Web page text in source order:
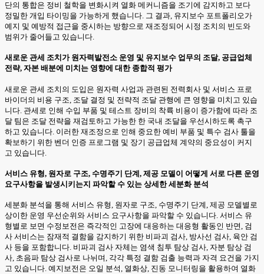
단의 통합은 정비 철학을 변화시켜 열화 메커니즘을 조기에 감지하고 보다
정밀한 개입 타이밍을 가능하게 했습니다. 그 결과, 유지보수 포트폴리오가
예지 및 예방적 접근을 중시하는 방향으로 재조정되어 시정 조치의 빈도와
범위가 줄어들고 있습니다.
새로운 관세 조치가 원자력발전소 운영 및 유지보수 업무의 조달, 공급업체
전략, 자본 배분에 미치는 영향에 대한 종합적 평가
새로운 관세 조치의 도입은 원자력 사업과 관련된 전력회사 및 서비스 프로
바이더의 비용 구조, 조달 결정 및 전략적 조달 관행에 큰 영향을 미치고 있습
니다. 관세로 인해 수입 부품 및 테스트 장비의 착륙 비용이 증가함에 따라 조
달 팀은 조달 전략을 재검토하고 가능한 한 국내 조달을 우선시하도록 촉구
하고 있습니다. 이러한 재조정으로 인해 중요한 예비 부품 및 특수 검사 툴을
확보하기 위한 벤더 인증 프로그램 및 장기 공급업체 계약의 중요성이 커지
고 있습니다.
서비스 유형, 원자로 구조, 수명주기 단계, 제공 모델이 어떻게 서로 다른 운영
요구사항을 발생시키는지 파악할 수 있는 상세한 세분화 분석
세분화 분석을 통해 서비스 유형, 원자로 구조, 수명주기 단계, 제공 모델별로
상이한 운영 우선순위와 서비스 요구사항을 파악할 수 있습니다. 서비스 유
형별로 보면 수정보전은 즉각적인 고장에 대응하는 대응형 활동인 반면, 검
사 서비스는 잠재적 결함을 감지하기 위한 비파괴 검사, 방사선 검사, 육안 검
사 등을 포함합니다. 비파괴 검사 자체는 염색 침투 탐상 검사, 자분 탐상 검
사, 초음파 탐상 검사로 나뉘며, 각각 특정 결함 검출 능력과 자격 요건을 가지
고 있습니다. 예지보전은 오일 분석, 열화상, 진동 모니터링을 활용하여 열화